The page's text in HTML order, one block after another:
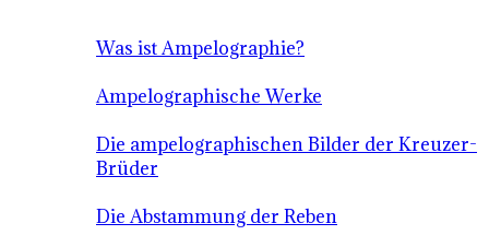
Was ist Ampelographie?
Ampelographische Werke
Die ampelographischen Bilder der Kreuzer-
Brüder
Die Abstammung der Reben